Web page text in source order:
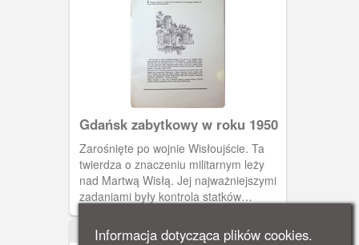
Gdańsk zabytkowy w roku 1950
Zarośnięte po wojnie Wisłoujście. Ta
twierdza o znaczeniu militarnym leży
nad Martwą Wisłą. Jej najważniejszymi
zadaniami były kontrola statków
światłem latarni.
1965
Informacja dotycząca plików cookies.